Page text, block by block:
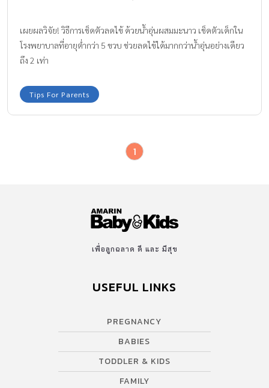
เผยผลวิจัย! วิธีการเช็ดตัวลดไข้ ด้วยน้ำอุ่นผสมมะนาว เช็ดตัวเด็กใน
โรงพยาบาลที่อายุต่ำกว่า 5 ขวบ ช่วยลดไข้ได้มากกว่าน้ำอุ่นอย่างเดียว
ถึง 2 เท่า
Tips For Parents
1
เพื่อลูกฉลาด ดี และ มีสุข
USEFUL LINKS
PREGNANCY
BABIES
TODDLER & KIDS
FAMILY